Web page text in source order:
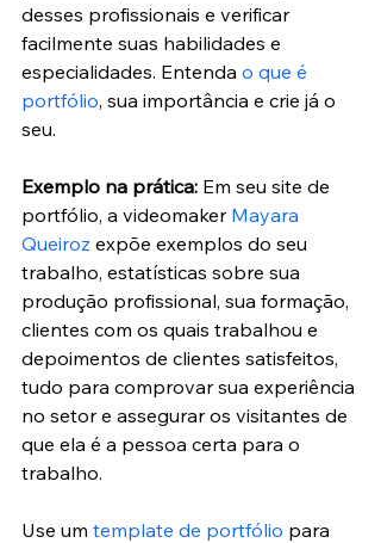
desses profissionais e verificar
facilmente suas habilidades e
especialidades. Entenda o que é
portfólio, sua importância e crie já o
seu.
Exemplo na prática: Em seu site de
portfólio, a videomaker Mayara
Queiroz expõe exemplos do seu
trabalho, estatísticas sobre sua
produção profissional, sua formação,
clientes com os quais trabalhou e
depoimentos de clientes satisfeitos,
tudo para comprovar sua experiência
no setor e assegurar os visitantes de
que ela é a pessoa certa para o
trabalho.
Use um template de portfólio para